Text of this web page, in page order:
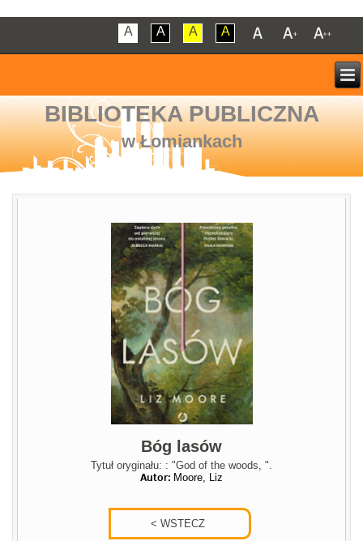
A A A A
BIBLIOTEKA PUBLICZNA
w Łomiankach
Bóg lasów
Tytuł oryginału: : "God of the woods, ".
Autor: Moore, Liz